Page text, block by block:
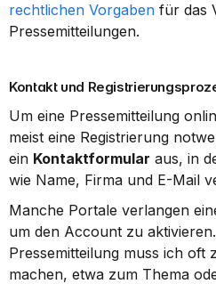
rechtlichen Vorgaben für das
Pressemitteilungen.
Kontakt und
Um eine Pressemitteilung
meist eine Registrierung
ein Kontaktformular aus, in
wie Name, Firma und E-Mail
Manche Portale verlangen
um den Account zu
Pressemitteilung muss ich oft
machen, etwa zum Thema